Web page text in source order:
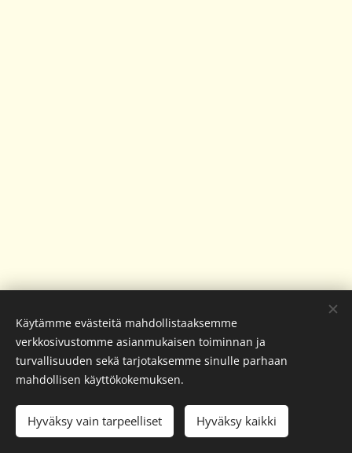
© 2022 CrossFit Korjaamo | Kaikki oikeudet pidätetään
Evästeet
Käytämme evästeitä mahdollistaaksemme
verkkosivustomme asianmukaisen toiminnan ja
turvallisuuden sekä tarjotaksemme sinulle parhaan
mahdollisen käyttökokemuksen.
Hyväksy vain tarpeelliset Hyväksy kaikki